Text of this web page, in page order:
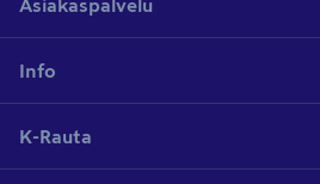
Asiakaspalvelu
Info
K-Rauta